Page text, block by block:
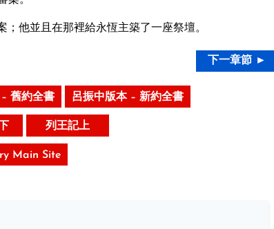
他並且在那裡給永恆主築了一座祭壇。
下一章節 ►
舊約全書 呂振中版本 – 新約全書
列王記上
Main Site